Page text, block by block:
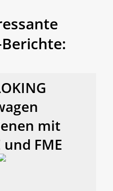
mit
und FME